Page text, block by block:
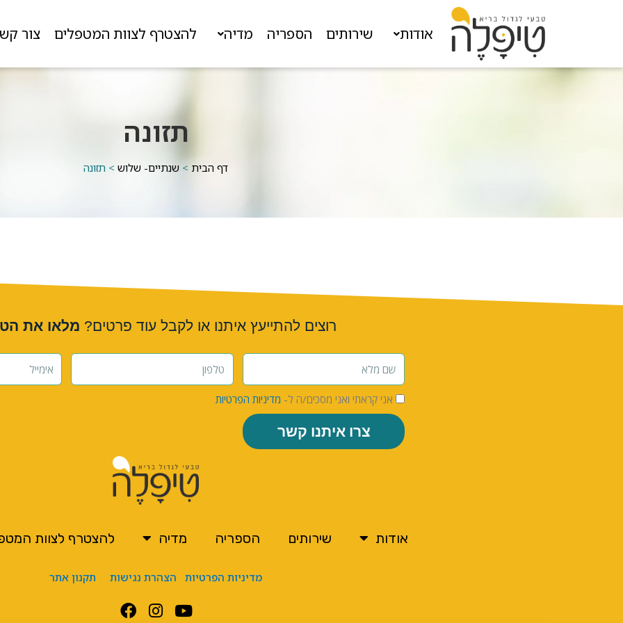
אודות שירותים הספריה מדיה להצטרף לצוות המטפלים צור
תזונה
דף הבית > שנתיים- שלוש > תזונה
רוצים להתייעץ איתנו או לקבל עוד פרטים? מלאו את
אני קראתי ואני מסכים/ה ל- מדיניות הפרטיות
צרו איתנו קשר
אודות שירותים הספריה מדיה להצטרף לצוות
מדיניות הפרטיות הצהרת נגישות תקנון אתר